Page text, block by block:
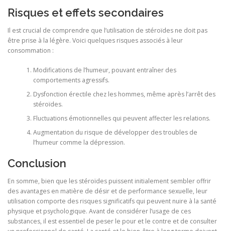
Risques et effets secondaires
Il est crucial de comprendre que l’utilisation de stéroïdes ne doit pas
être prise à la légère. Voici quelques risques associés à leur
consommation :
Modifications de l’humeur, pouvant entraîner des
comportements agressifs.
Dysfonction érectile chez les hommes, même après l’arrêt des
stéroïdes.
Fluctuations émotionnelles qui peuvent affecter les relations.
Augmentation du risque de développer des troubles de
l’humeur comme la dépression.
Conclusion
En somme, bien que les stéroïdes puissent initialement sembler offrir
des avantages en matière de désir et de performance sexuelle, leur
utilisation comporte des risques significatifs qui peuvent nuire à la santé
physique et psychologique. Avant de considérer l’usage de ces
substances, il est essentiel de peser le pour et le contre et de consulter